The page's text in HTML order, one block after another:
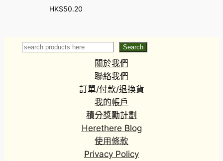
HK$50.20
Search Search
關於我們
聯絡我們
訂單/付款/退換貨
我的帳戶
積分獎勵計劃
Herethere Blog
使用條款
Privacy Policy